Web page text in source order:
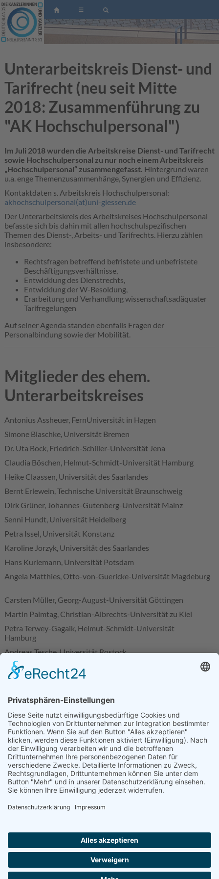
☰
Unterarbeitskreis Dienst- und
Tarifrecht (neu seit Mitte
2018: Zusammenführung zu
"AK Hochschulpersonal")
Im Juli 2018 wurden die Arbeitskreise Dienst- und Tarifrecht
sowie Hochschulpersonal zu nur noch einem Arbeitskreis
„Hochschulpersonal“ zusammengefasst. Hintergrund waren
u.a. enge Themenzusammenhänge, Synergien und Effizienz.
Kontaktdaten s. Arbeitskreis Hochschulpersonal:
akhochschulpersonal(at)uni-giessen.de
Der Unterarbeitskreis des Arbeitskreises Hochschulpersonal
befasste sich bis dahin mit allen hochschulspezifischen
Themen des Dienst-, Arbeits- und Tarifrechts. Hierzu zählen
insbesondere:
Rechtsfragen betreffend befristete und unbefristete
Beschäftigungsverhältnisse,
Entwicklung des Dienstrechts,
Entwicklung der W-Besoldung,
Erarbeitung und Verhandlung wissenschaftsadäquater
Tarifregelungen
Auf seiner Agenda standen ebenfalls Fragen der
Personalbindung sowie der Mobilität.
Mitglieder des ehem.
Unterarbeitskreises
Antonius Assheuer, FernUniversität in Hagen
Simone Blaschke, Universität Bremen
Dr. Uta Bock, Friedrich-Schiller-Universität Jena
Claudia Böschen, Helmut-Schmidt-Universität Hamburg
Heike Claassen, Universität des Saarlandes
Bernt Erlewein, Technische Universität Braunschweig
Dirk Grüner, Johannes-Gutenberg-Universität Mainz
Senni Hundt, Universität Heidelberg
Petra Issel, Universität Konstanz
Karoline Jorzyk, Universität des Saarlandes
Hans Kurlemann, Universität Potsdam
Angela Matthies, Otto-von-Guericke-Universität Magdeburg
Carsten Müller, Georg-August-Universität Göttingen
Martin Palmtag, Christian-Albrechts-Universität zu Kiel
Petra Terwey-Gagaik, Helmut-Schmidt-Universität
Hamburg
Andreas Tesche, Universität Rostock
Dr. Christiane Tödter, Universitätsklinikum Heidelberg
Paul Weipert, Eberhard Karls Universität Tübingen
(Oder)
Ständige Gäste:
Helmut Köstermenke, Hochschule Ruhr-West
Dieter Kraetzig, Hochschule Ruhr-West
Henning Rockmann, Hochschulrektorenkonferenz
zurück zur Übersicht der Arbeitskreise
DATENSCHUTZ IMPRESSUM